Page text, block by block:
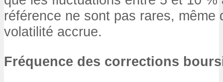
référence ne sont pas rares, même
volatilité accrue.
Fréquence des corrections